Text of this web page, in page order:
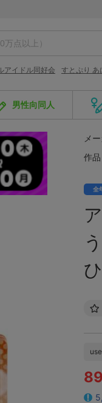
アイドル同好会 すとぷり あ
男性向同人
メ
作品
全
ひ